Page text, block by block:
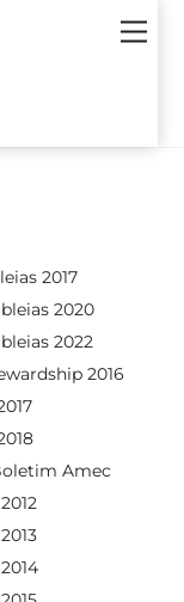
2017
2020
2022
2016
Amec